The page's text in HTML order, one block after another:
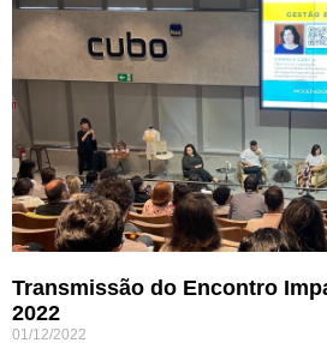
Transmissão do Encontro
2022
01/12/2022